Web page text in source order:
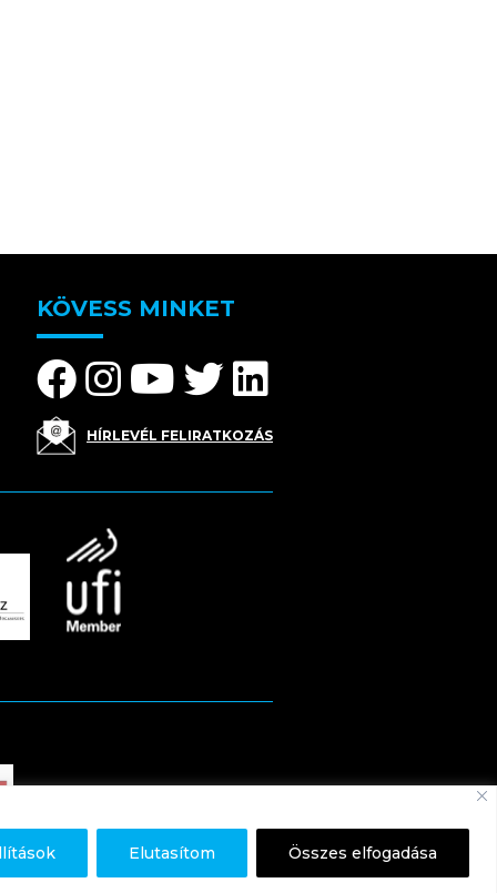
Elutasítom Összes elfogadása
KÖVESS MINKET
HÍRLEVÉL FELIRATKOZÁS